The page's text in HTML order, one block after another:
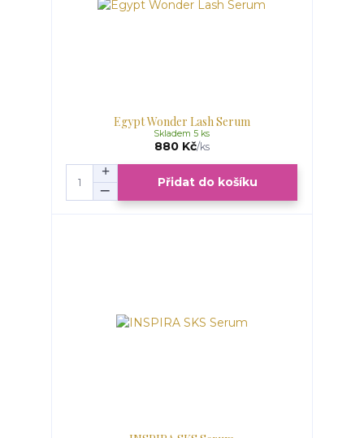
Egypt Wonder Lash Serum
880 Kč/ks
Skladem 5 ks
Přidat do košíku